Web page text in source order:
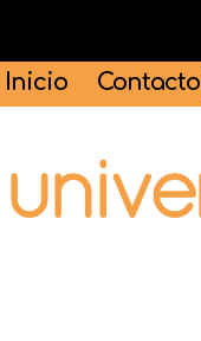
Inicio Contacto